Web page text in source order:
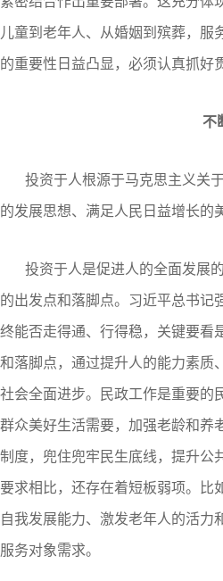
儿童到老年人、从婚姻到殡葬，
的重要性日益凸显，必须认真抓好
不
投资于人根源于马克思主义关
的发展思想、满足人民日益增长的
投资于人是促进人的全面发展
的出发点和落脚点。习近平总书记
终能否走得通、行得稳，关键要看
和落脚点，通过提升人的能力素质
社会全面进步。民政工作是重要的
群众美好生活需要，加强老龄和养
制度，兜住兜牢民生底线，提升公
要求相比，还存在着短板弱项。比
自我发展能力、激发老年人的活力
服务对象需求。